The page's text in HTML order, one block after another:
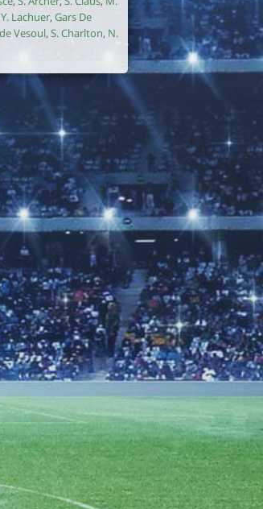
Y. Lachuer, Gars De
Vesoul, S. Charlton, N.